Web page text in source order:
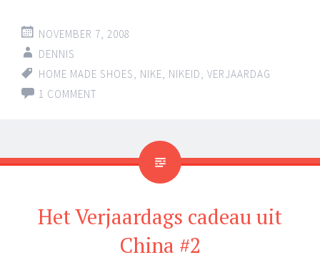
NOVEMBER 7, 2008
DENNIS
HOME MADE SHOES, NIKE, NIKEID, VERJAARDAG
1 COMMENT
Het Verjaardags cadeau uit
China #2